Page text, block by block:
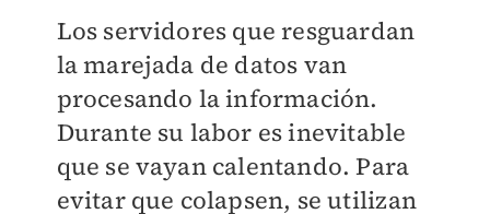
Los servidores que resguardan
la marejada de datos van
procesando la información.
Durante su labor es inevitable
que se vayan calentando. Para
evitar que colapsen, se utilizan